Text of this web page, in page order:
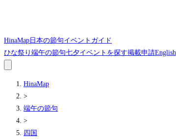
HinaMap 日本の節句イベントガイド
ひな祭り 端午の節句七夕イベントを探す掲載申請English
HinaMap
>
端午の節句
>
四国